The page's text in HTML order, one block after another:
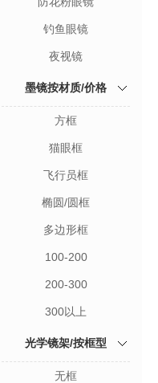
钓鱼眼镜
夜视镜
墨镜按材质/价格
方框
猫眼框
飞行员框
椭圆/圆框
多边形框
100-200
200-300
300以上
光学镜架/按框型
无框